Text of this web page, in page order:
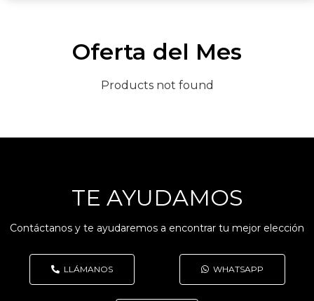
Oferta del Mes
Products not found
TE AYUDAMOS
Contáctanos y te ayudaremos a encontrar tu mejor elección
LLÁMANOS WHATSAPP